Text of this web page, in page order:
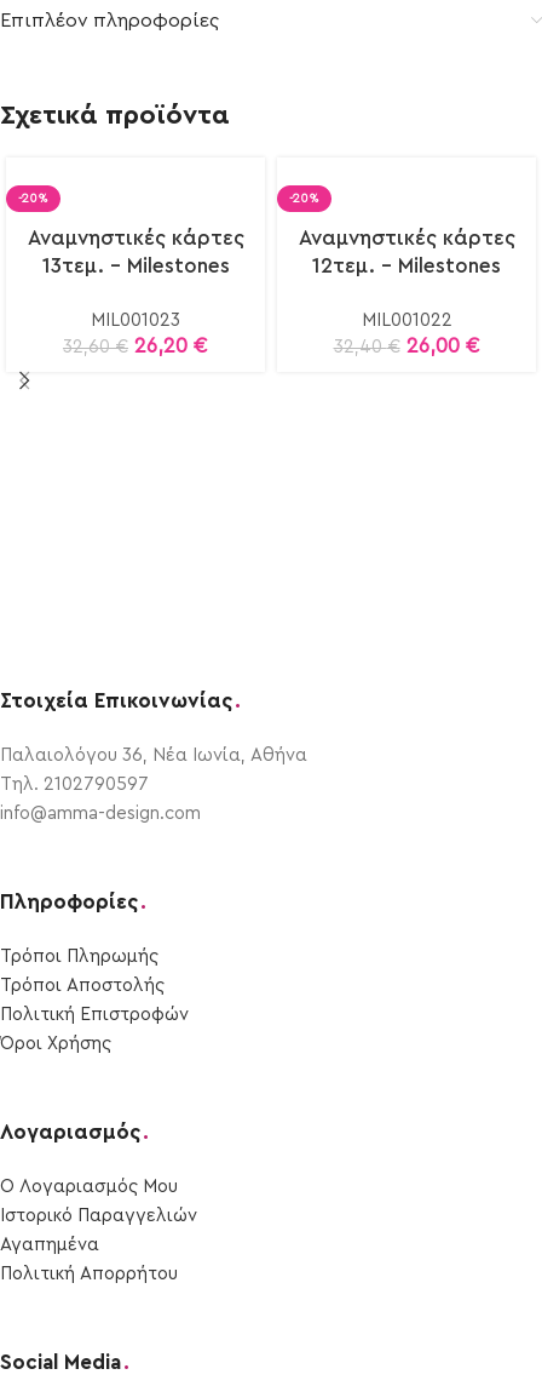
Επιπλέον πληροφορίες
Σχετικά προϊόντα
-20%
Αναμνηστικές κάρτες
13τεμ. – Milestones
MIL001023
32,60€ 26,20 €
-20%
Αναμνηστικές κάρτες
12τεμ. – Milestones
MIL001022
32,40€ 26,00 €
Στοιχεία Επικοινωνίας.
Παλαιολόγου 36, Νέα Ιωνία, Αθήνα
Τηλ. 2102790597
info@amma-design.com
Πληροφορίες.
Τρόποι Πληρωμής
Τρόποι Αποστολής
Πολιτική Επιστροφών
Όροι Χρήσης
Λογαριασμός.
Ο Λογαριασμός Μου
Ιστορικό Παραγγελιών
Αγαπημένα
Πολιτική Απορρήτου
Social Media.